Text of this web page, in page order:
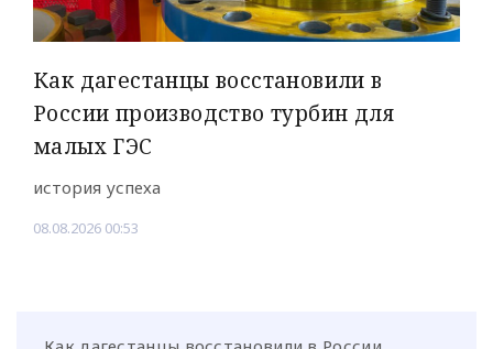
Как дагестанцы восстановили в
России производство турбин для
малых ГЭС
история успеха
08.08.2026 00:53